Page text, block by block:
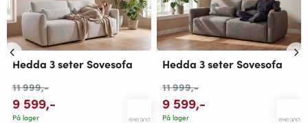
Hedda 3 seter Sovesofa
11 999,-
9 599,-
På lager
Hedda 3 seter Sovesofa
11 999,-
9 599,-
På lager